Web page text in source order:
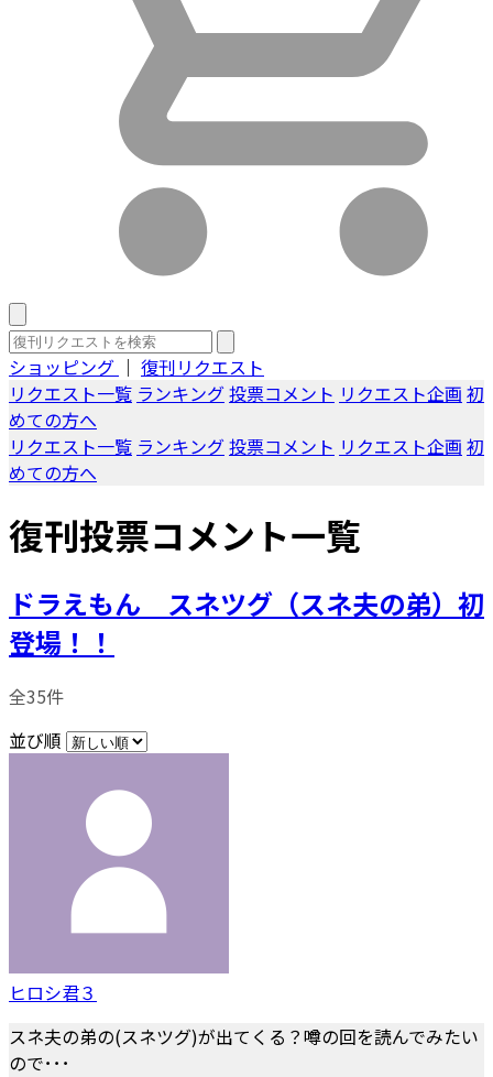
ショッピング ｜ 復刊リクエスト
リクエスト一覧 ランキング投票コメント リクエスト企画 初
めての方へ
リクエスト一覧 ランキング投票コメント リクエスト企画 初
めての方へ
復刊投票コメント一覧
ドラえもん スネツグ（スネ夫の弟）初
登場！！
全35件
並び順
ヒロシ君３
スネ夫の弟の(スネツグ)が出てくる？噂の回を読んでみたい
ので･･･